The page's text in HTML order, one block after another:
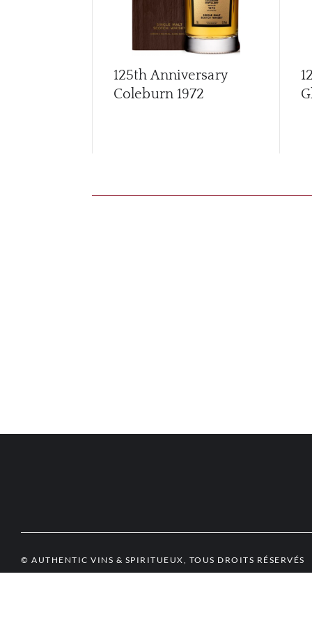
125th Anniversary
Coleburn 1972
© AUTHENTIC VINS & SPIRITUEUX, TOUS DROITS RÉSERVÉS